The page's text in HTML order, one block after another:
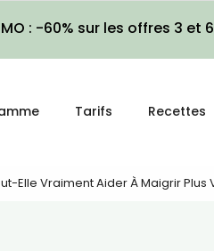
: -60% sur les offres 3 et
Tarifs Recettes
Elle Vraiment Aider À Maigrir Plus